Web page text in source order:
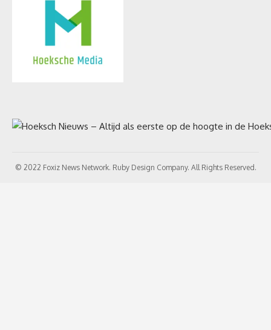
© 2022 Foxiz News Network. Ruby Design Company. All Rights Reserved.